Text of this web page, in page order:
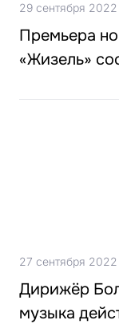
29 сентября
Премьера
«Жизель»
27 сентября
Дирижёр
музыка